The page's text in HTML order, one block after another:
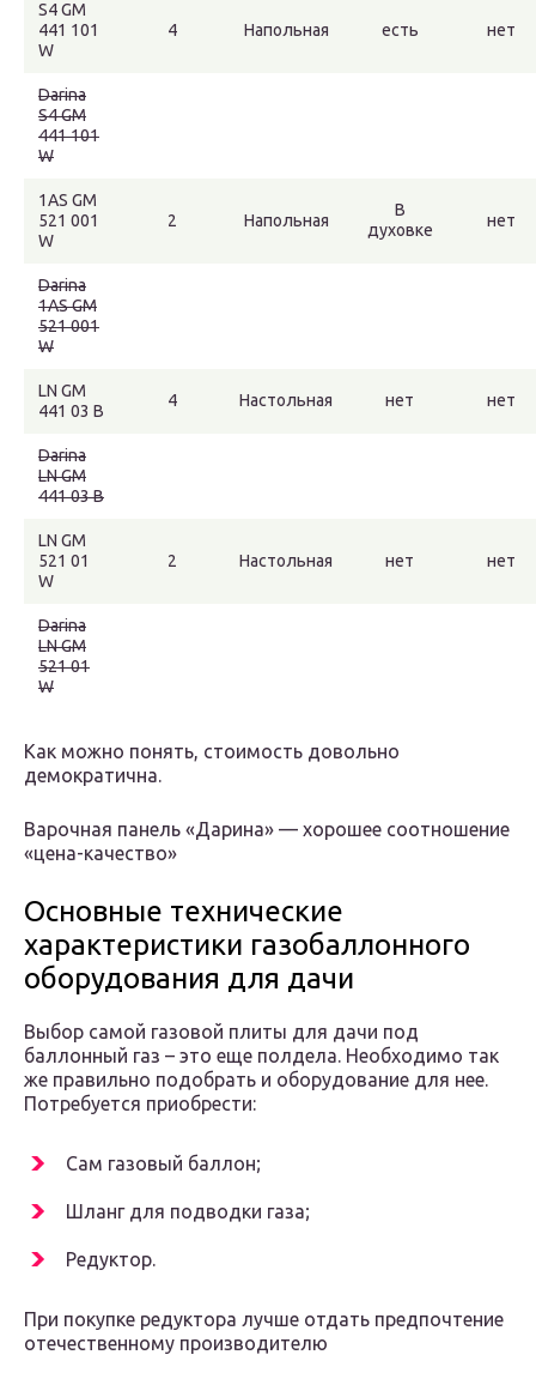
S4 GM
441 101
W
4 Напольная есть нет
Darina
S4 GM
441 101
W
1AS GM
521 001
W
2 Напольная
В
духовке
нет
Darina
1AS GM
521 001
W
LN GM
441 03 B
4 Настольная нет нет
Darina
LN GM
441 03 B
LN GM
521 01
W
2 Настольная нет нет
Darina
LN GM
521 01
W
Как можно понять, стоимость довольно
демократична.
Варочная панель «Дарина» — хорошее соотношение
«цена-качество»
Основные технические
характеристики газобаллонного
оборудования для дачи
Выбор самой газовой плиты для дачи под
баллонный газ – это еще полдела. Необходимо так
же правильно подобрать и оборудование для нее.
Потребуется приобрести:
Сам газовый баллон;
Шланг для подводки газа;
Редуктор.
При покупке редуктора лучше отдать предпочтение
отечественному производителю